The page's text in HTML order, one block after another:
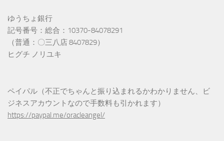
ゆうちょ銀行
記号番号：総合：10370-84078291
（普通：〇三八店 8407829）
ヒグチ ノリユキ
ペイパル（不正でちゃんと振り込まれるかわかりません、ビ
ジネスアカウントなので手数料も引かれます）
https://paypal.me/oracleangel/